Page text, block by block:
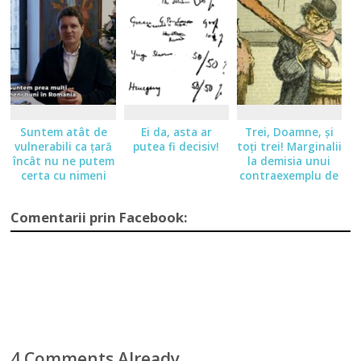
Suntem atât de
vulnerabili ca ţară
încât nu ne putem
certa cu nimeni
Ei da, asta ar
putea fi decisiv!
Trei, Doamne, şi
toţi trei! Marginalii
la demisia unui
contraexemplu de
Comentarii prin Facebook: